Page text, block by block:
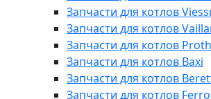
Запчасти для котлов
Запчасти для котлов
Запчасти для котлов
Запчасти для котлов Baxi
Запчасти для котлов
Запчасти для котлов